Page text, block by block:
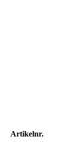
Artikelnr.